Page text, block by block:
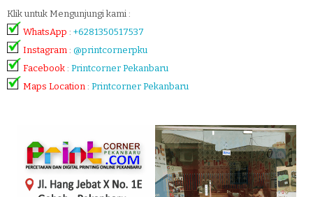
Klik untuk Mengunjungi kami :
WhatsApp : +6281350517537
Instagram : @printcornerpku
Facebook : Printcorner Pekanbaru
Maps Location : Printcorner Pekanbaru